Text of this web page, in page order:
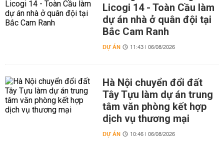
Licogi 14 - Toàn Cầu làm
dự án nhà ở quân đội tại
Bắc Cam Ranh
DỰ ÁN 11:43 | 06/08/2026
Hà Nội chuyển đổi đất
Tây Tựu làm dự án trung
tâm văn phòng kết hợp
dịch vụ thương mại
DỰ ÁN 10:46 | 06/08/2026